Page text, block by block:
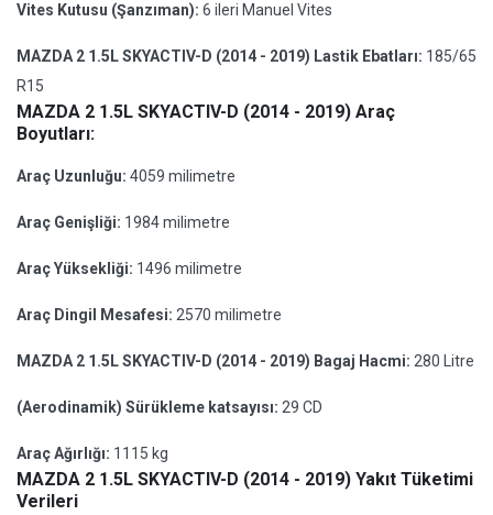
Vites Kutusu (Şanzıman): 6 ileri Manuel Vites
MAZDA 2 1.5L SKYACTIV-D (2014 - 2019) Lastik Ebatları: 185/65
R15
MAZDA 2 1.5L SKYACTIV-D (2014 - 2019) Araç
Boyutları:
Araç Uzunluğu: 4059 milimetre
Araç Genişliği: 1984 milimetre
Araç Yüksekliği: 1496 milimetre
Araç Dingil Mesafesi: 2570 milimetre
MAZDA 2 1.5L SKYACTIV-D (2014 - 2019) Bagaj Hacmi: 280 Litre
(Aerodinamik) Sürükleme katsayısı: 29 CD
Araç Ağırlığı: 1115 kg
MAZDA 2 1.5L SKYACTIV-D (2014 - 2019) Yakıt Tüketimi
Verileri